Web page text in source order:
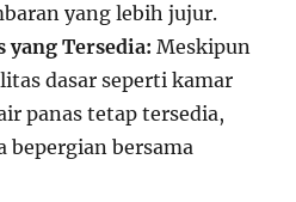
yang lebih jujur.
yang Tersedia: Meskipun
dasar seperti kamar
panas tetap tersedia,
bepergian bersama